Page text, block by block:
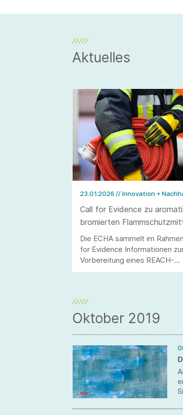
Aktuelles
23.01.2026 // Innovation +
Call for Evidence zu
bromierten
Die ECHA sammelt im
for Evidence Informationen
Vorbereitung eines REACH-
Beschränkungsvorschlags zu
Branchenstellungnahme bitten
zeitnahe Rückmeldungen aus
Unternehmen.
Oktober 2019